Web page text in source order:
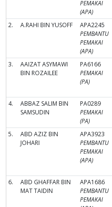
PEMAKAI
(APA)
2. A.RAHI BIN YUSOFF
APA2245
PEMBANTU
PEMAKAI
(APA)
3.
AAIZAT ASYMAWI
BIN ROZAILEE
PA6166
PEMAKAI
(PA)
4.
ABBAZ SALIM BIN
SAMSUDIN
PA0289
PEMAKAI
(PA)
5.
ABD AZIZ BIN
JOHARI
APA3923
PEMBANTU
PEMAKAI
(APA)
6.
ABD GHAFFAR BIN
MAT TAIDIN
APA1686
PEMBANTU
PEMAKAI